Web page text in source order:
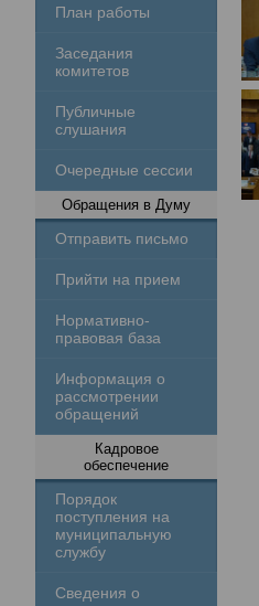
План работы
Заседания
комитетов
Публичные
слушания
Очередные сессии
Обращения в Думу
Отправить письмо
Прийти на прием
Нормативно-
правовая база
Информация о
рассмотрении
обращений
Кадровое
обеспечение
Порядок
поступления на
муниципальную
службу
Сведения о